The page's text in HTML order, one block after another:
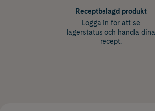
Receptbelagd produkt
Logga in för att se
lagerstatus och handla dina
recept.